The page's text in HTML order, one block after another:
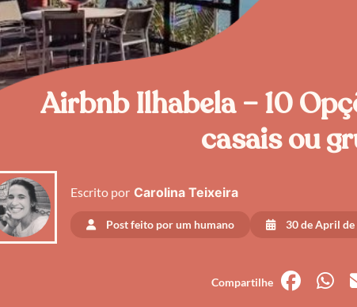
Airbnb Ilhabela – 10
casais ou
Escrito por Carolina Teixeira
Post feito por um humano 30 de April